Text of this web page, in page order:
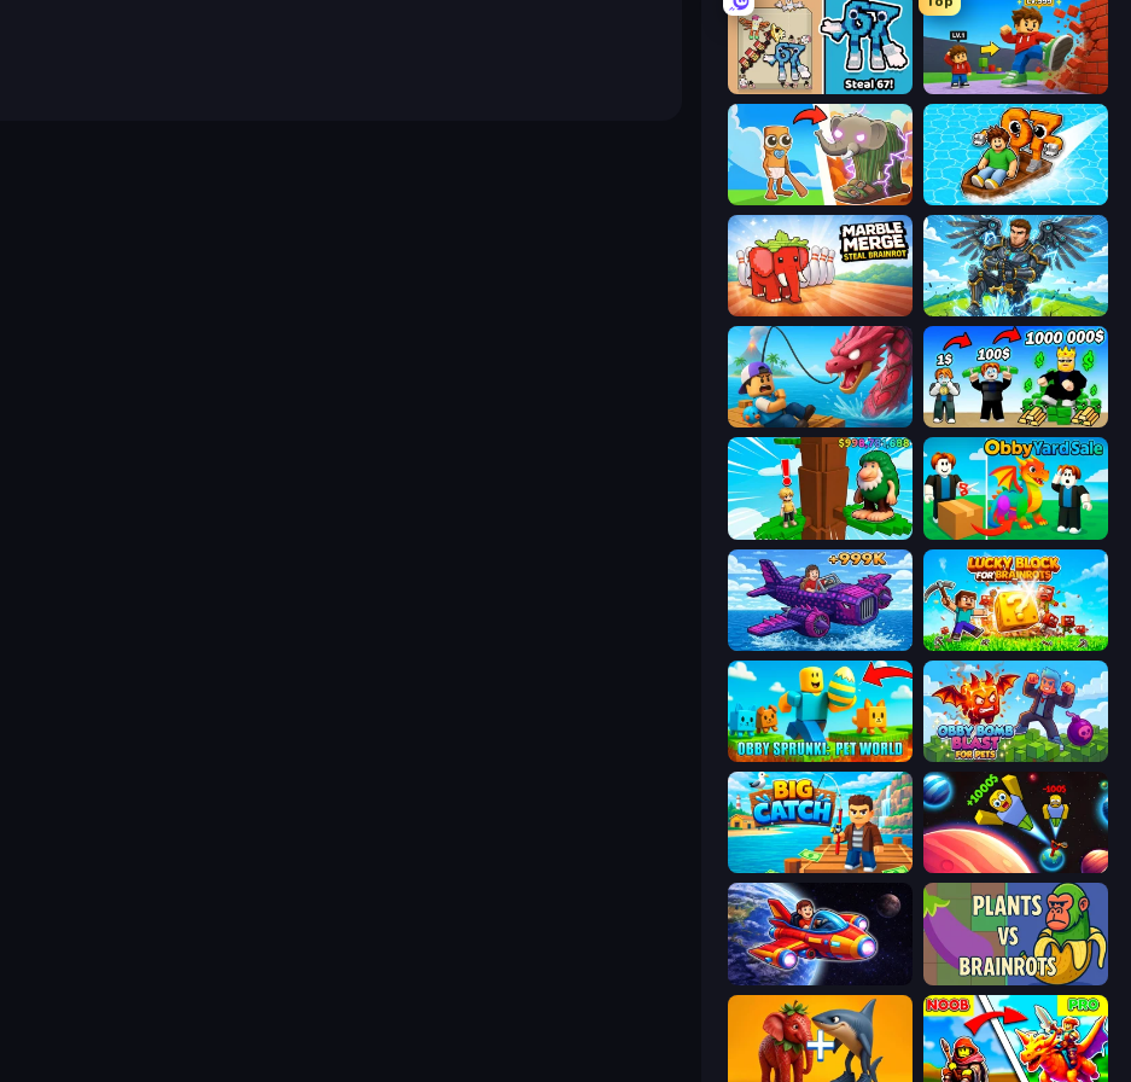
67 Steal a Brainrot Game Obby: +1 Click Wall Breaker
Brainrot Evolution Float for Brainrots
Marble Merge: Steal Brainrot Game Obby: Pull a Sword
Fish It Now Obby Tycoon Build the City
Steal Beanstalk for Brainrots Obby Yard Sale
Obby Plane Power Challenge: Fly Lucky Blocks for Brainrots
Obby Sprunki: Pet World Obby Bomb Blast For Pets
Big Catch Obby: +1 to Spaceflight Altitude
Obby Space Challenge: Starships Plants vs Brainrots